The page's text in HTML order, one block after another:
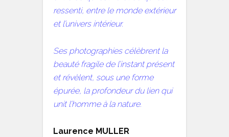
ressenti, entre le monde extérieur
et l’univers intérieur.
Ses photographies célèbrent la
beauté fragile de l’instant présent
et révèlent, sous une forme
épurée, la profondeur du lien qui
unit l’homme à la nature.
Laurence MULLER